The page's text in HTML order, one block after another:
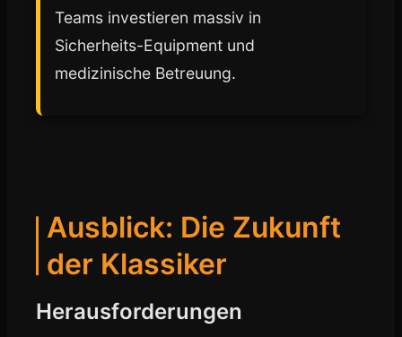
Teams investieren massiv in
Sicherheits-Equipment und
medizinische Betreuung.
Ausblick: Die Zukunft
der Klassiker
Herausforderungen